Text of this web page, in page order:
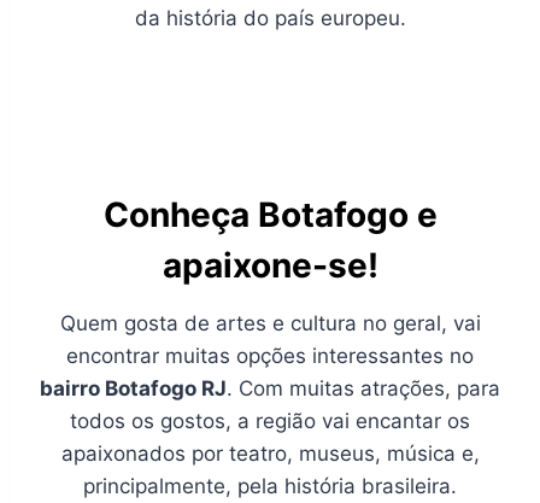
da história do país europeu.
Conheça Botafogo e
apaixone-se!
Quem gosta de artes e cultura no geral, vai
encontrar muitas opções interessantes no
bairro Botafogo RJ. Com muitas atrações, para
todos os gostos, a região vai encantar os
apaixonados por teatro, museus, música e,
principalmente, pela história brasileira.